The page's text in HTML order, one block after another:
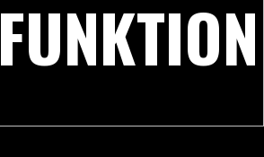
FUNKTION